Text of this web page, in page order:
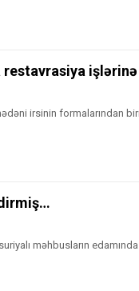
işlərinə
irsinin formalarından
məhbusların